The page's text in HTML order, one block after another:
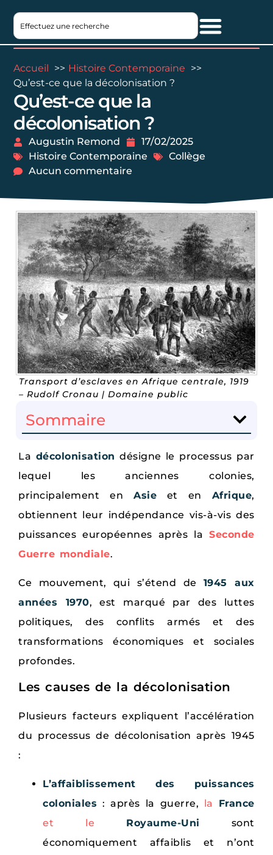
Accueil
Histoire Contemporaine
Qu’est-ce que la décolonisation ?
Qu’est-ce que la
décolonisation ?
Augustin Remond
17/02/2025
Histoire Contemporaine
Collège
Aucun commentaire
Transport d’esclaves en Afrique centrale, 1919
– Rudolf Cronau | Domaine public
Sommaire
La décolonisation désigne le processus par
lequel les anciennes colonies,
principalement enAsie et en Afrique,
obtiennent leur indépendance vis-à-vis des
puissances européennes après laSeconde
Guerre mondiale.
Ce mouvement, qui s’étend de 1945 aux
années 1970, est marqué par des luttes
politiques, des conflits armés et des
transformations économiques et sociales
profondes.
Les causes de la décolonisation
Plusieurs facteurs expliquent l’accélération
du processus de décolonisation après 1945
:
L’affaiblissement des puissances
coloniales : après la guerre, la France
et le Royaume-Uni sont
économiquement affaiblis et n’ont